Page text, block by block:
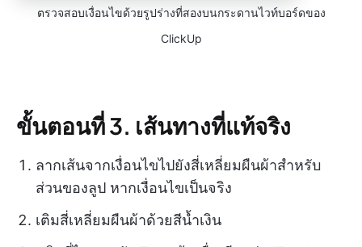
ตรวจสอบเงื่อนไขด้วยรูปร่างที่สองบนกระดานไวท์บอร์ดของ
ClickUp
ขั้นตอนที่ 3. เส้นทางที่แท้จริง
ลากเส้นจากเงื่อนไขไปยังสี่เหลี่ยมผืนผ้าสำหรับ
ส่วนของลูป หากเงื่อนไขเป็นจริง
เติมสี่เหลี่ยมผืนผ้าด้วยสีน้ำเงิน